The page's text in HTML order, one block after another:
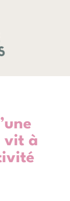
vit à